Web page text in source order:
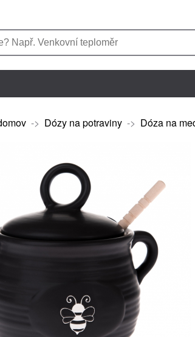
-> Dózy na potraviny -> Dóza na